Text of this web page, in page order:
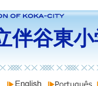
伴谷東